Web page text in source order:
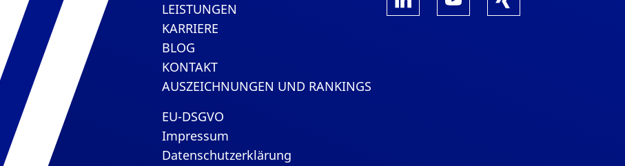
LEISTUNGEN
KARRIERE
BLOG
KONTAKT
AUSZEICHNUNGEN UND RANKINGS
EU-DSGVO
Impressum
Datenschutzerklärung